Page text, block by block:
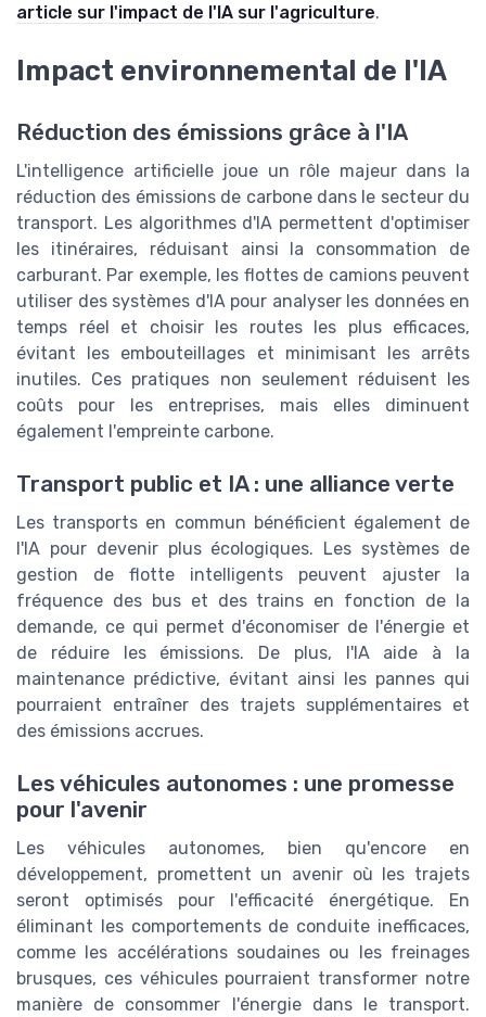
article sur l'impact de l'IA sur l'agriculture.
Impact environnemental de l'IA
Réduction des émissions grâce à l'IA
L'intelligence artificielle joue un rôle majeur dans la
réduction des émissions de carbone dans le secteur du
transport. Les algorithmes d'IA permettent d'optimiser
les itinéraires, réduisant ainsi la consommation de
carburant. Par exemple, les flottes de camions peuvent
utiliser des systèmes d'IA pour analyser les données en
temps réel et choisir les routes les plus efficaces,
évitant les embouteillages et minimisant les arrêts
inutiles. Ces pratiques non seulement réduisent les
coûts pour les entreprises, mais elles diminuent
également l'empreinte carbone.
Transport public et IA : une alliance verte
Les transports en commun bénéficient également de
l'IA pour devenir plus écologiques. Les systèmes de
gestion de flotte intelligents peuvent ajuster la
fréquence des bus et des trains en fonction de la
demande, ce qui permet d'économiser de l'énergie et
de réduire les émissions. De plus, l'IA aide à la
maintenance prédictive, évitant ainsi les pannes qui
pourraient entraîner des trajets supplémentaires et
des émissions accrues.
Les véhicules autonomes : une promesse
pour l'avenir
Les véhicules autonomes, bien qu'encore en
développement, promettent un avenir où les trajets
seront optimisés pour l'efficacité énergétique. En
éliminant les comportements de conduite inefficaces,
comme les accélérations soudaines ou les freinages
brusques, ces véhicules pourraient transformer notre
manière de consommer l'énergie dans le transport.